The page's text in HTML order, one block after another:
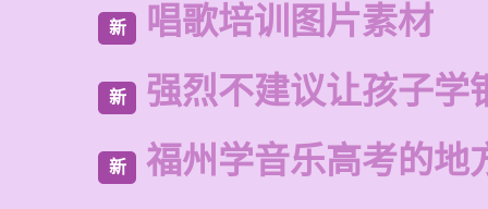
新 唱歌培训图片素材
新 强烈不建议让孩子学
新 福州学音乐高考的地